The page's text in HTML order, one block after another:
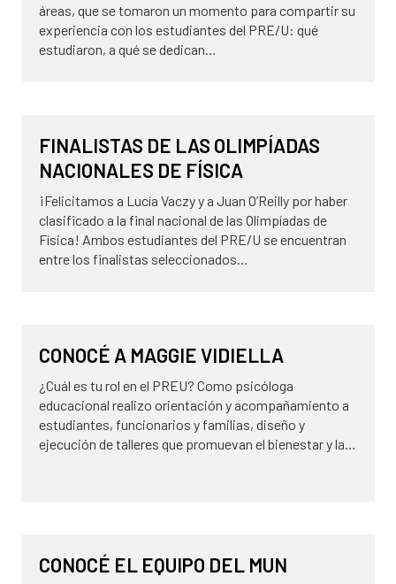
áreas, que se tomaron un momento para compartir su
experiencia con los estudiantes del PRE/U: qué
estudiaron, a qué se dedican…
FINALISTAS DE LAS OLIMPÍADAS
NACIONALES DE FÍSICA
¡Felicitamos a Lucía Vaczy y a Juan O’Reilly por haber
clasificado a la final nacional de las Olimpíadas de
Física! Ambos estudiantes del PRE/U se encuentran
entre los finalistas seleccionados…
CONOCÉ A MAGGIE VIDIELLA
¿⁠Cuál es tu rol en el PREU? Como psicóloga
educacional realizo orientación y acompañamiento a
estudiantes, funcionarios y familias, diseño y
ejecución de talleres que promuevan el bienestar y la…
CONOCÉ EL EQUIPO DEL MUN